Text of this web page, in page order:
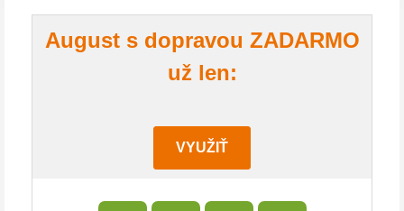
August s dopravou ZADARMO
už len:
VYUŽIŤ